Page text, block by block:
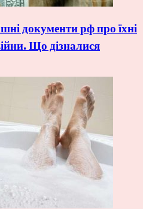
документи рф про їхні
Що дізналися